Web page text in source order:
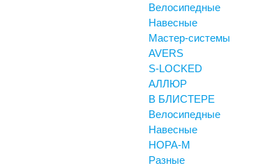
Велосипедные
Навесные
Мастер-системы
AVERS
S-LOCKED
АЛЛЮР
В БЛИСТЕРЕ
Велосипедные
Навесные
НОРА-М
Разные